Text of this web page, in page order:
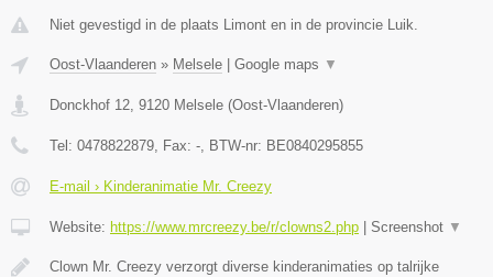
Niet gevestigd in de plaats Limont en in de provincie Luik.
Oost-Vlaanderen » Melsele Google maps ▼
Donckhof 12, 9120 Melsele (Oost-Vlaanderen)
Tel: 0478822879, Fax: -, BTW-nr: BE0840295855
E-mail › Kinderanimatie Mr. Creezy
Website: https://www.mrcreezy.be/r/clowns2.php Screenshot ▼
Clown Mr. Creezy verzorgt diverse kinderanimaties op talrijke